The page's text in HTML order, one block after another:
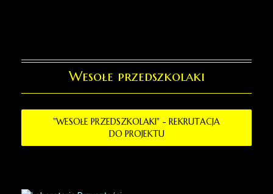
Wesołe przedszkolaki
"WESOŁE PRZEDSZKOLAKI" - REKRUTACJA
DO PROJEKTU